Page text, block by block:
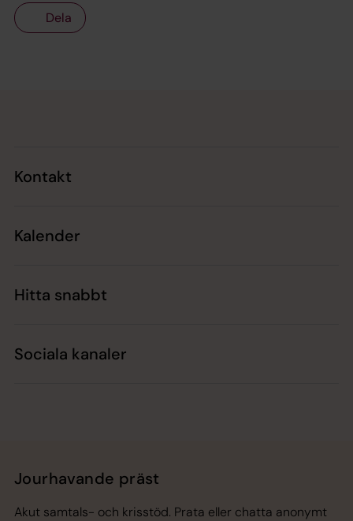
Dela
Kontakt
Kalender
Hitta snabbt
Sociala kanaler
Jourhavande präst
Akut samtals- och krisstöd. Prata eller chatta anonymt